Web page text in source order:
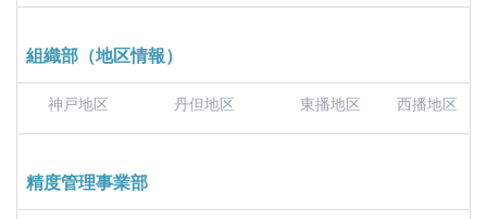
組織部（地区情報）
神戸地区 丹但地区 東播地区 西播地区
精度管理事業部